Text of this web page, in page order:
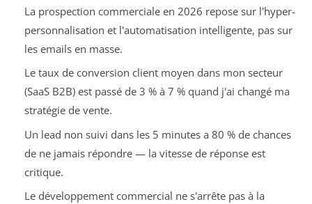
La prospection commerciale en 2026 repose sur l'hyper-
personnalisation et l'automatisation intelligente, pas sur
les emails en masse.
Le taux de conversion client moyen dans mon secteur
(SaaS B2B) est passé de 3 % à 7 % quand j'ai changé ma
stratégie de vente.
Un lead non suivi dans les 5 minutes a 80 % de chances
de ne jamais répondre — la vitesse de réponse est
critique.
Le développement commercial ne s'arrête pas à la